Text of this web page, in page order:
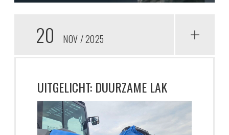
20 NOV 2025 +
UITGELICHT: DUURZAME LAK